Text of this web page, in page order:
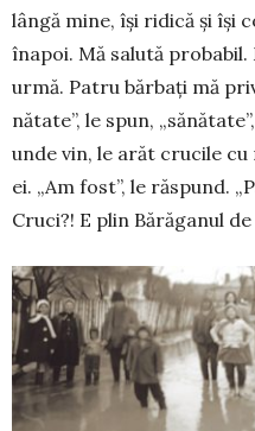
lângă mine, își ridică și își
înapoi. Mă salută
urmă. Patru bărbați mă
nătate”, le spun,
unde vin, le arăt crucile cu
ei. „Am fost”, le răspund.
Cruci?! E plin Bărăganul